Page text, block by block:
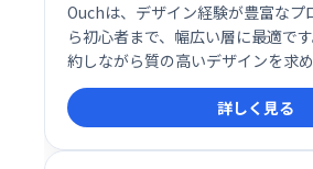
Ouchは、デザイン経験が豊富なプ
ら初心者まで、幅広い層に最適で
約しながら質の高いデザインを求
ー、マーケティング担当者、Web
す。
詳しく見る